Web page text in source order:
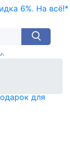
6%. На всё!*
для